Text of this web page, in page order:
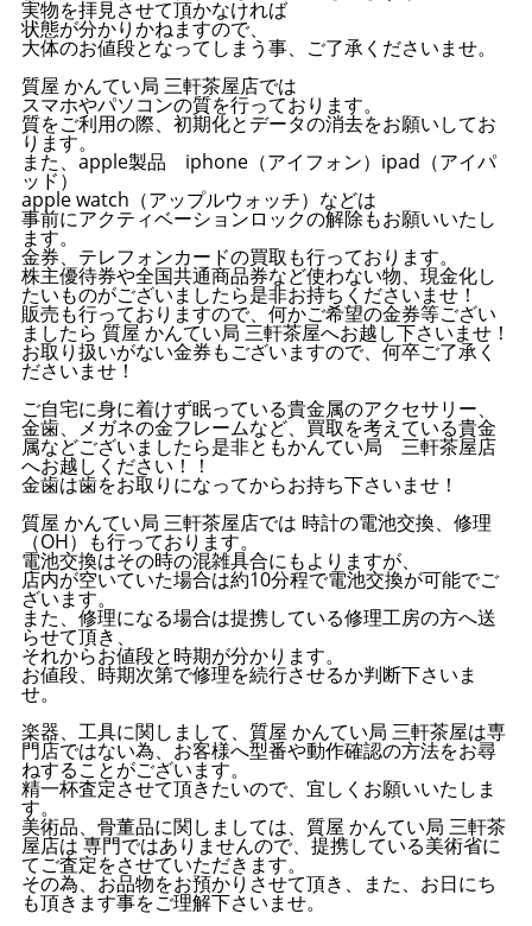
実物を拝見させて頂かなければ
状態が分かりかねますので、
大体のお値段となってしまう事、ご了承くださいませ。
質屋 かんてい局 三軒茶屋店では
スマホやパソコンの質を行っております。
質をご利用の際、初期化とデータの消去をお願いしてお
ります。
また、apple製品 iphone（アイフォン）ipad（アイパ
ッド）
apple watch（アップルウォッチ）などは
事前にアクティベーションロックの解除もお願いいたし
ます。
金券、テレフォンカードの買取も行っております。
株主優待券や全国共通商品券など使わない物、現金化し
たいものがございましたら是非お持ちくださいませ！
販売も行っておりますので、何かご希望の金券等ござい
ましたら 質屋 かんてい局 三軒茶屋へお越し下さいませ！
お取り扱いがない金券もございますので、何卒ご了承く
ださいませ！
ご自宅に身に着けず眠っている貴金属のアクセサリー、
金歯、メガネの金フレームなど、買取を考えている貴金
属などございましたら是非ともかんてい局 三軒茶屋店
へお越しください！！
金歯は歯をお取りになってからお持ち下さいませ！
質屋 かんてい局 三軒茶屋店では 時計の電池交換、修理
（OH）も行っております。
電池交換はその時の混雑具合にもよりますが、
店内が空いていた場合は約10分程で電池交換が可能でご
ざいます。
また、修理になる場合は提携している修理工房の方へ送
らせて頂き、
それからお値段と時期が分かります。
お値段、時期次第で修理を続行させるか判断下さいま
せ。
楽器、工具に関しまして、質屋 かんてい局 三軒茶屋は専
門店ではない為、お客様へ型番や動作確認の方法をお尋
ねすることがございます。
精一杯査定させて頂きたいので、宜しくお願いいたしま
す。
美術品、骨董品に関しましては、質屋 かんてい局 三軒茶
屋店は 専門ではありませんので、提携している美術省に
てご査定をさせていただきます。
その為、お品物をお預かりさせて頂き、また、お日にち
も頂きます事をご理解下さいませ。